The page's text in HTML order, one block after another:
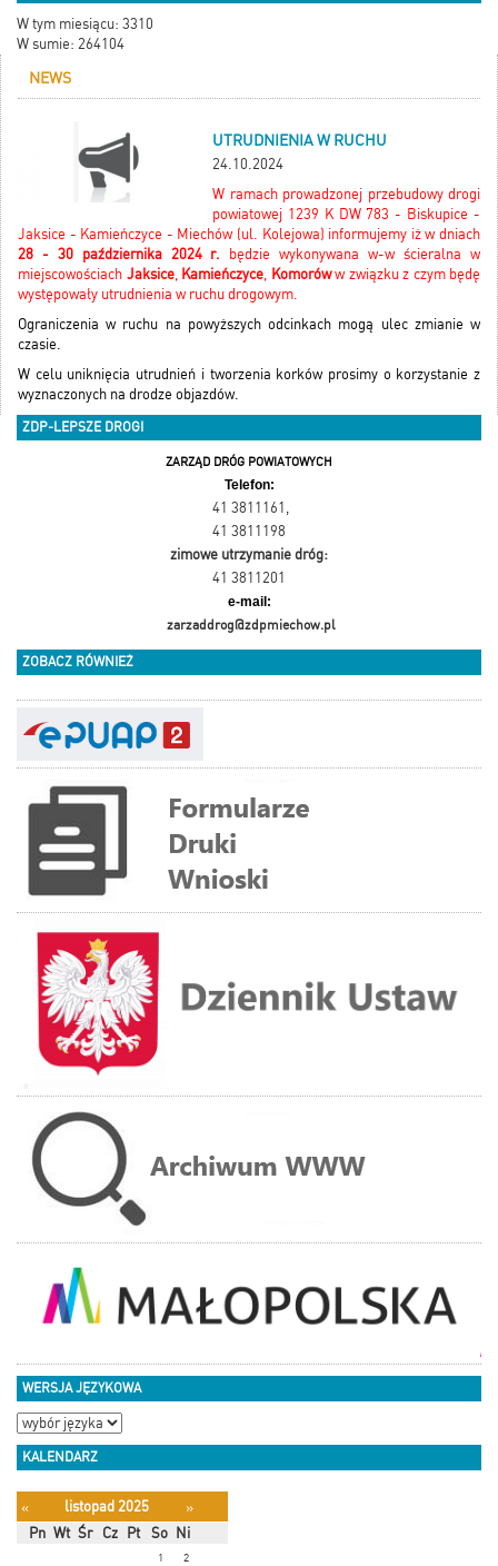
W tym miesiącu: 3310
W sumie: 264104
NEWS
UTRUDNIENIA W RUCHU
24.10.2024
W ramach prowadzonej przebudowy drogi
powiatowej 1239 K DW 783 - Biskupice -
Jaksice - Kamieńczyce - Miechów (ul. Kolejowa) informujemy iż w dniach
28 - 30 października 2024 r. będzie wykonywana w-w ścieralna w
miejscowościach Jaksice, Kamieńczyce, Komoróww związku z czym będę
występowały utrudnienia w ruchu drogowym.
Ograniczenia w ruchu na powyższych odcinkach mogą ulec zmianie w
czasie.
W celu uniknięcia utrudnień i tworzenia korków prosimy o korzystanie z
wyznaczonych na drodze objazdów.
ZDP-LEPSZE DROGI
ZARZĄD DRÓG POWIATOWYCH
Telefon:
41 3811161 ,
41 3811198
zimowe utrzymanie dróg:
41 3811201
e-mail:
zarzaddrog@zdpmiechow.pl
ZOBACZ RÓWNIEŻ
WERSJA JĘZYKOWA
KALENDARZ
« listopad 2025
»
Pn Wt Śr Cz Pt So Ni
1 2